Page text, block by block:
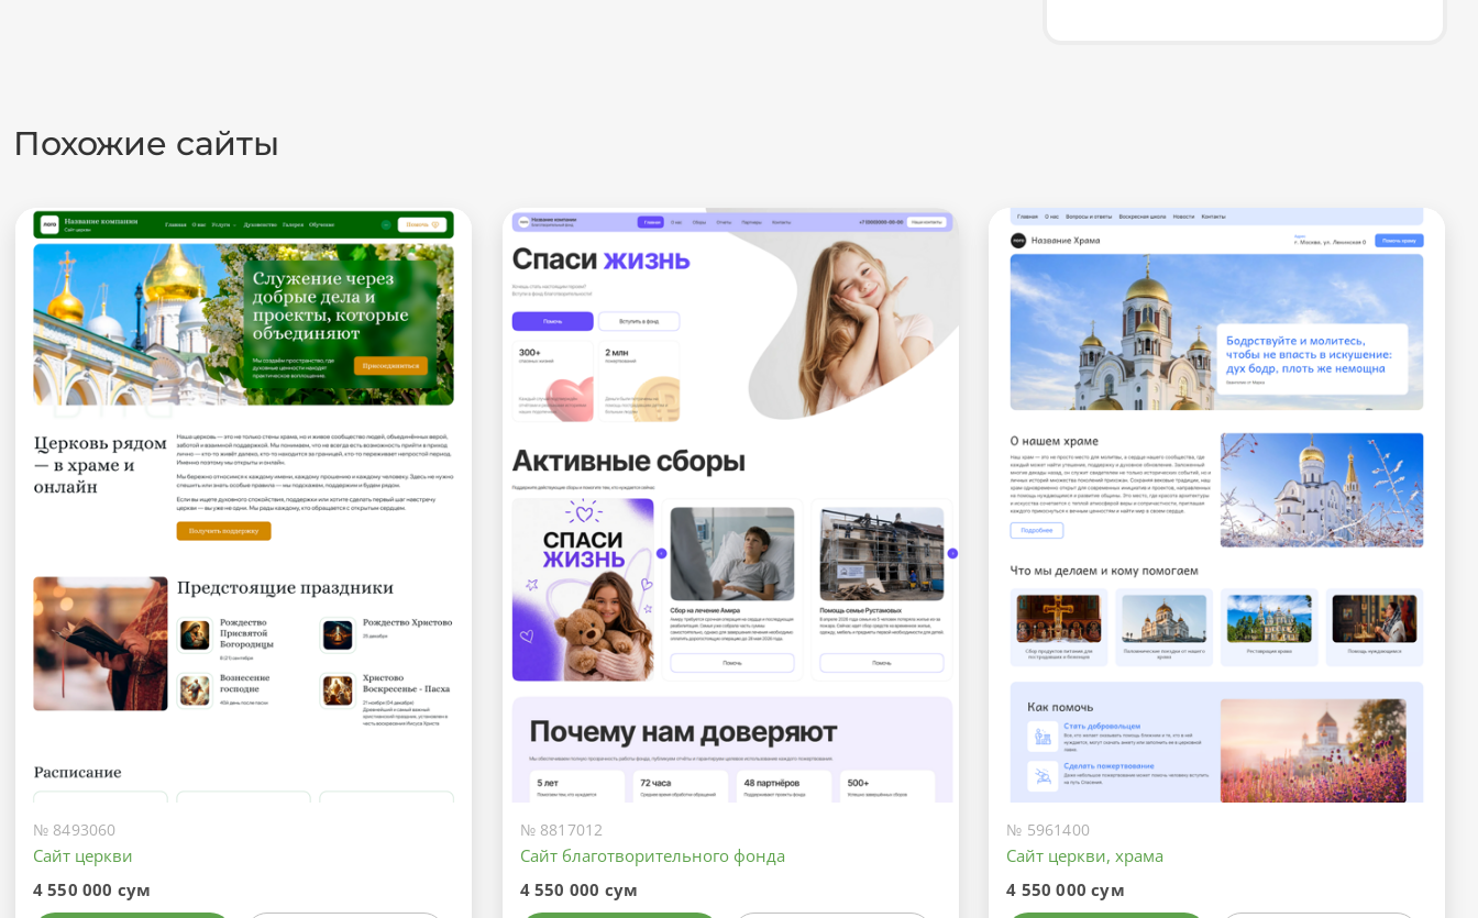
Похожие сайты
№ 8493060
Сайт церкви
4 550 000 сум
№ 8817012
Сайт благотворительного фонда
4 550 000 сум
№ 5961400
Сайт церкви, храма
4 550 000 сум